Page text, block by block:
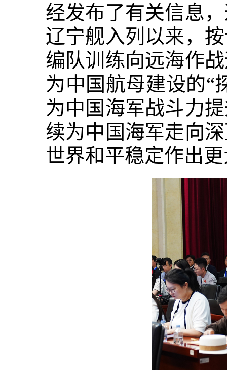
经发布了有关信息
辽宁舰入列以来，
编队训练向远海作
为中国航母建设的“
为中国海军战斗力
续为中国海军走向
世界和平稳定作出